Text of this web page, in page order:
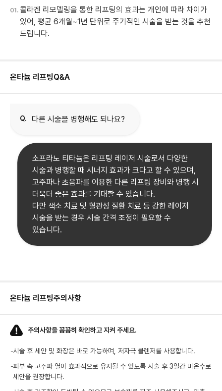
01. 콜라겐 리모델링을 통한 리프팅의 효과는 개인에 따라 차이가
있어, 평균 6개월~1년 단위로 주기적인 시술을 받는 것을 추천
드립니다.
온타늄 리프팅Q&A
Q. 다른 시술을 병행해도 되나요?
소프라노 티타늄은 리프팅 레이저 시술로서 다양한
시술과 병행할 때 시너지 효과가 크다고 할 수 있으며,
고주파나 초음파를 이용한 다른 리프팅 장비와 병행 시
더욱더 좋은 효과를 기대할 수 있습니다.
다만 색소 치료 및 혈관성 질환 치료 등 강한 레이저
시술을 받는 경우 시술 간격 조정이 필요할 수
있습니다.
온타늄 리프팅주의사항
주의사항을 꼼꼼히 확인하고 지켜 주세요.
-시술 후 세안 및 화장은 바로 가능하며, 저자극 클렌저를 사용합니다.
-피부 속 고주파 열이 효과적으로 유지될 수 있도록 시술 후 3일간 미온수로
세안을 권장합니다.